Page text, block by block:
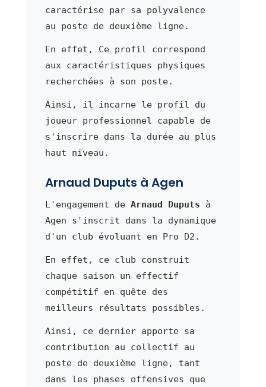
caractérise par sa polyvalence
au poste de deuxième ligne.
En effet, Ce profil correspond
aux caractéristiques physiques
recherchées à son poste.
Ainsi, il incarne le profil du
joueur professionnel capable de
s'inscrire dans la durée au plus
haut niveau.
Arnaud Duputs à Agen
L'engagement de Arnaud Duputs à
Agen s'inscrit dans la dynamique
d'un club évoluant en Pro D2.
En effet, ce club construit
chaque saison un effectif
compétitif en quête des
meilleurs résultats possibles.
Ainsi, ce dernier apporte sa
contribution au collectif au
poste de deuxième ligne, tant
dans les phases offensives que